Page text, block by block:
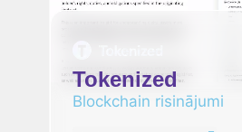
Tokenized
Blockchain risinājumi